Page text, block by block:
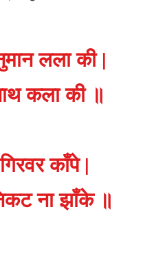
लला की |
कला की ॥
काँपे |
ना झाँके ॥